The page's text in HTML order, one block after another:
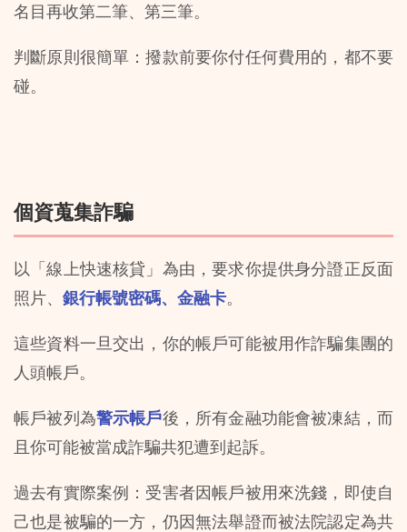
名目再收第二筆、第三筆。
判斷原則很簡單：撥款前要你付任何費用的，都不要
碰。
個資蒐集詐騙
以「線上快速核貸」為由，要求你提供身分證正反面
照片、 銀行帳號密碼、金融卡。
這些資料一旦交出，你的帳戶可能被用作詐騙集團的
人頭帳戶。
帳戶被列為警示帳戶後，所有金融功能會被凍結，而
且你可能被當成詐騙共犯遭到起訴。
過去有實際案例：受害者因帳戶被用來洗錢，即使自
己也是被騙的一方，仍因無法舉證而被法院認定為共